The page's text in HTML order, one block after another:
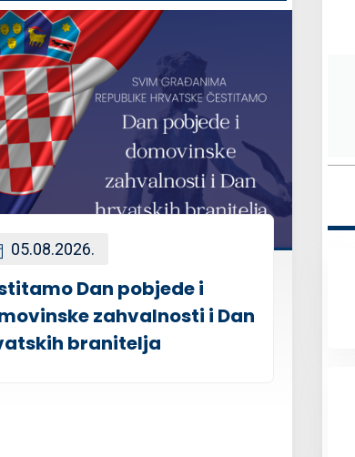
05.08.2026.
Dan pobjede i
zahvalnosti i Dan
branitelja